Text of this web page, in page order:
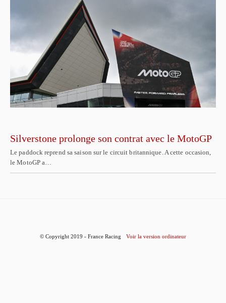
Silverstone prolonge son contrat avec le MotoGP
Le paddock reprend sa saison sur le circuit britannique. A cette occasion,
le MotoGP a…
© Copyright 2019 - France Racing Voir la version ordinateur